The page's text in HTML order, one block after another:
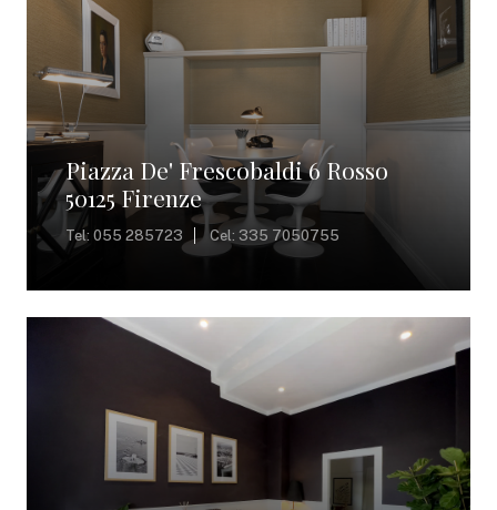
Piazza De' Frescobaldi 6 Rosso
50125 Firenze
Tel: 055 285723 Cel: 335 7050755